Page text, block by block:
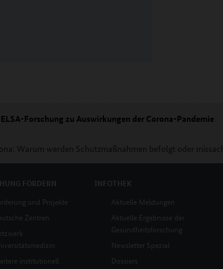
ELSA-Forschung zu Auswirkungen der Corona-Pandemie
Warum werden Schutzmaßnahmen befolgt oder
FÖRDERN
und Projekte
Zentren
institutionell
INFOTHEK
Aktuelle Meldungen
Aktuelle Ergebnisse der
Gesundheitsforschung
Newsletter Spezial
Dossiers